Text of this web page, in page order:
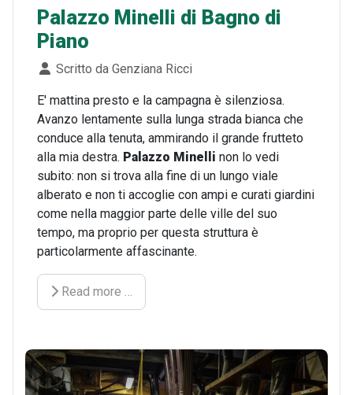
Palazzo Minelli di Bagno di
Piano
Dettagli
Scritto da Genziana Ricci
E' mattina presto e la campagna è silenziosa.
Avanzo lentamente sulla lunga strada bianca che
conduce alla tenuta, ammirando il grande frutteto
alla mia destra. Palazzo Minelli non lo vedi
subito: non si trova alla fine di un lungo viale
alberato e non ti accoglie con ampi e curati giardini
come nella maggior parte delle ville del suo
tempo, ma proprio per questa struttura è
particolarmente affascinante.
Read more …